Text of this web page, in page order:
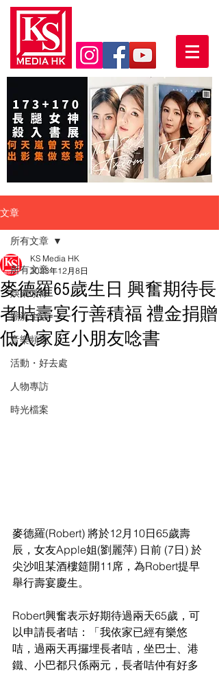
文章
所有文章
娛樂頭條
潮流生活
音樂頻道
活動・好去處
人物專訪
時光檔案
所有文章
麥德羅65歲生日 興奮期待長
者咭壽宴行善積福 禮金捐贈
低入家庭小朋友唸書
KS Media HK
2023年12月8日
麥德羅(Robert) 將於12月10日65歲壽
辰，女友Apple姐(劉麗萍) 日前 (7日) 於
尖沙咀某酒樓筵開11席，為Robert提早
舉行壽宴慶生。
Robert興奮表示好期待過兩天65歲，可
以申請長者咭：「我依家已經有樂悠
咭，過兩天再攞埋長者咭，坐巴士、港
鐵、小巴都只係兩元，長者咭仲有好多